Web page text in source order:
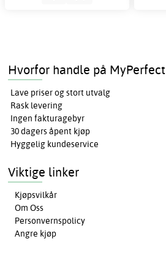
Hvorfor handle på
Lave priser og stort utvalg
Rask levering
Ingen fakturagebyr
30 dagers åpent kjøp
Hyggelig kundeservice
Viktige linker
Kjøpsvilkår
Om Oss
Personvernspolicy
Angre kjøp